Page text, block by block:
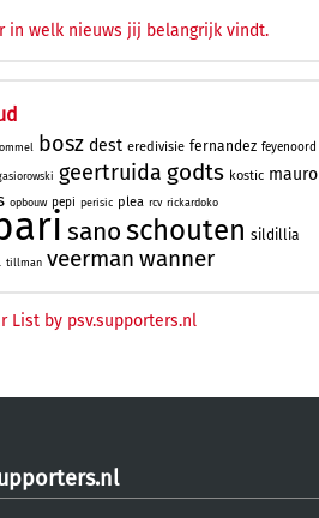
in welk nieuws jij belangrijk vindt.
bosz dest eredivisie fernandez feyenoord
geertruida godts kostic mauro
opbouw pepi perisic plea rcv rickardoko
sanoschouten sildillia
tillman veerman wanner
List by psv.supporters.nl